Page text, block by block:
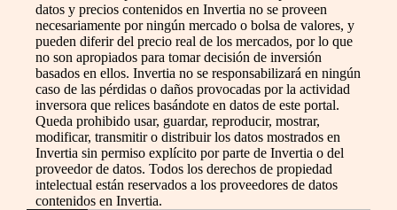
datos y precios contenidos en Invertia no se proveen
necesariamente por ningún mercado o bolsa de valores, y
pueden diferir del precio real de los mercados, por lo que
no son apropiados para tomar decisión de inversión
basados en ellos. Invertia no se responsabilizará en ningún
caso de las pérdidas o daños provocadas por la actividad
inversora que relices basándote en datos de este portal.
Queda prohibido usar, guardar, reproducir, mostrar,
modificar, transmitir o distribuir los datos mostrados en
Invertia sin permiso explícito por parte de Invertia o del
proveedor de datos. Todos los derechos de propiedad
intelectual están reservados a los proveedores de datos
contenidos en Invertia.